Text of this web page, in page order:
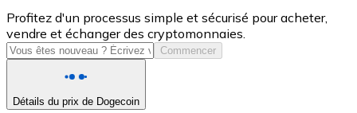
USD Coin
USDC
Profitez d'un processus simple et sécurisé pour acheter,
vendre et échanger des cryptomonnaies.
Commencer
Détails du prix de Dogecoin